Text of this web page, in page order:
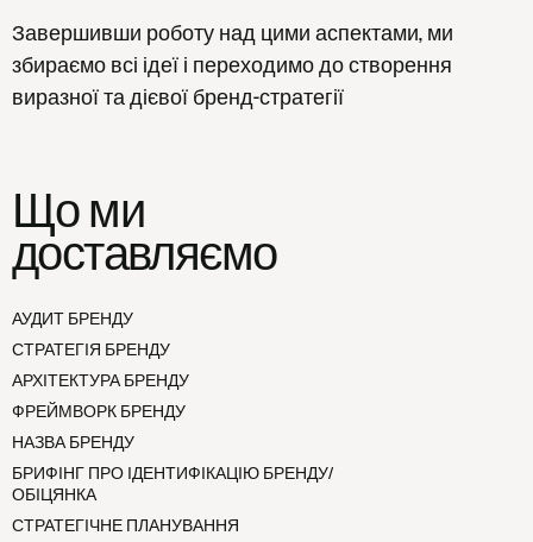
Завершивши роботу над цими аспектами, ми
збираємо всі ідеї і переходимо до створення
виразної та дієвої бренд-стратегії
Що ми
доставляємо
АУДИТ БРЕНДУ
СТРАТЕГІЯ БРЕНДУ
АРХІТЕКТУРА БРЕНДУ
ФРЕЙМВОРК БРЕНДУ
НАЗВА БРЕНДУ
БРИФІНГ ПРО ІДЕНТИФІКАЦІЮ БРЕНДУ/
ОБІЦЯНКА
СТРАТЕГІЧНЕ ПЛАНУВАННЯ